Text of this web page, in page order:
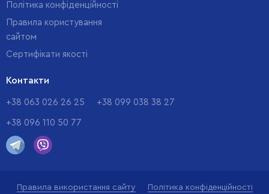
Політика конфіденційності
Правила користування
сайтом
Cертифікати якості
Контакти
+38 063 026 26 25 +38 099 038 38 27
+38 096 110 50 77
Правила використання сайту Політика конфіденційності